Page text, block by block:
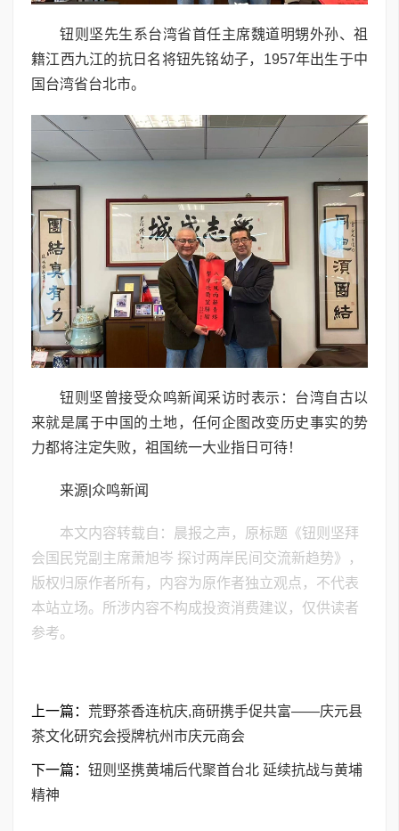
钮则坚先生系台湾省首任主席魏道明甥外孙、祖
籍江西九江的抗日名将钮先铭幼子，1957年出生于中
国台湾省台北市。
钮则坚曾接受众鸣新闻采访时表示：台湾自古以
来就是属于中国的土地，任何企图改变历史事实的势
力都将注定失败，祖国统一大业指日可待！
来源|众鸣新闻
本文内容转载自：晨报之声，原标题《钮则坚拜
会国民党副主席萧旭岑 探讨两岸民间交流新趋势》，
版权归原作者所有，内容为原作者独立观点，不代表
本站立场。所涉内容不构成投资消费建议，仅供读者
参考。
上一篇： 荒野茶香连杭庆,商研携手促共富——庆元县
茶文化研究会授牌杭州市庆元商会
下一篇： 钮则坚携黄埔后代聚首台北 延续抗战与黄埔
精神